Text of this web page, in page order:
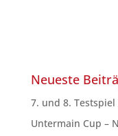
Neueste
7. und 8.
Untermain Cup –